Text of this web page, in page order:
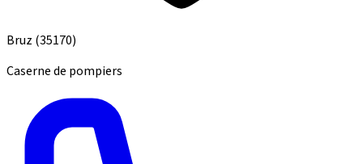
Bruz (35170)
Caserne de pompiers